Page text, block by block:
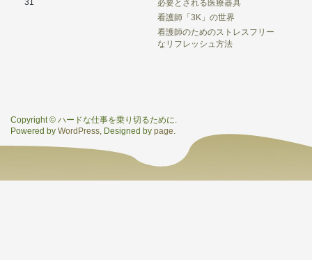
31
必要とされる医療器具
看護師「3K」の世界
看護師のためのストレスフリー
なリフレッシュ方法
Copyright © ハードな仕事を乗り切るために.
Powered by WordPress, Designed by page.